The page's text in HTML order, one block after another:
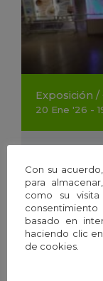
Exposición /
20 Ene '26 -
Con su
para
como su
basado en
haciendo clic
de cookies.